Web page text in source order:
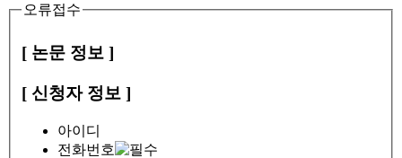
오류접수
[ 논문 정보 ]
[ 신청자 정보 ]
아이디
전화번호